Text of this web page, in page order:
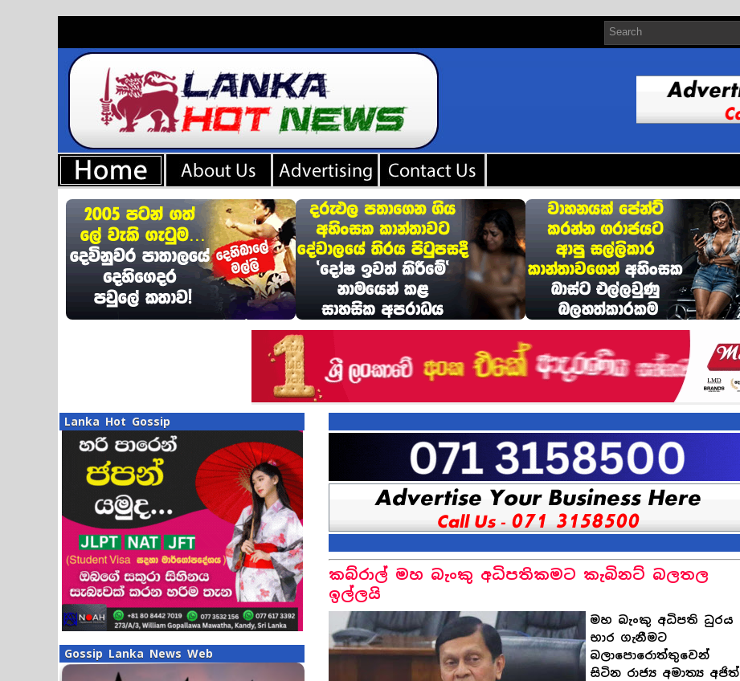
Lanka Hot Gossip
Gossip Lanka News Web
කබ්රාල් මහ බැංකු අධිපතිකමට කැබිනට් බලතල
ඉල්ලයි
මහ බැංකු අධිපති ධුරය
භාර ගැනීමට
බලාපොරොත්තුවෙන්
සිටින රාජ්‍ය අමාත්‍ය අජිත්